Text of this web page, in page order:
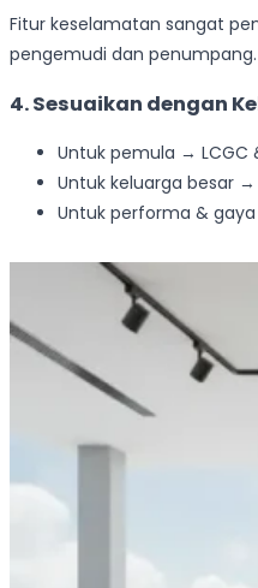
Fitur keselamatan sangat
pengemudi dan penumpang.
4. Sesuaikan dengan
Untuk pemula → LCGC
Untuk keluarga besar
Untuk performa &